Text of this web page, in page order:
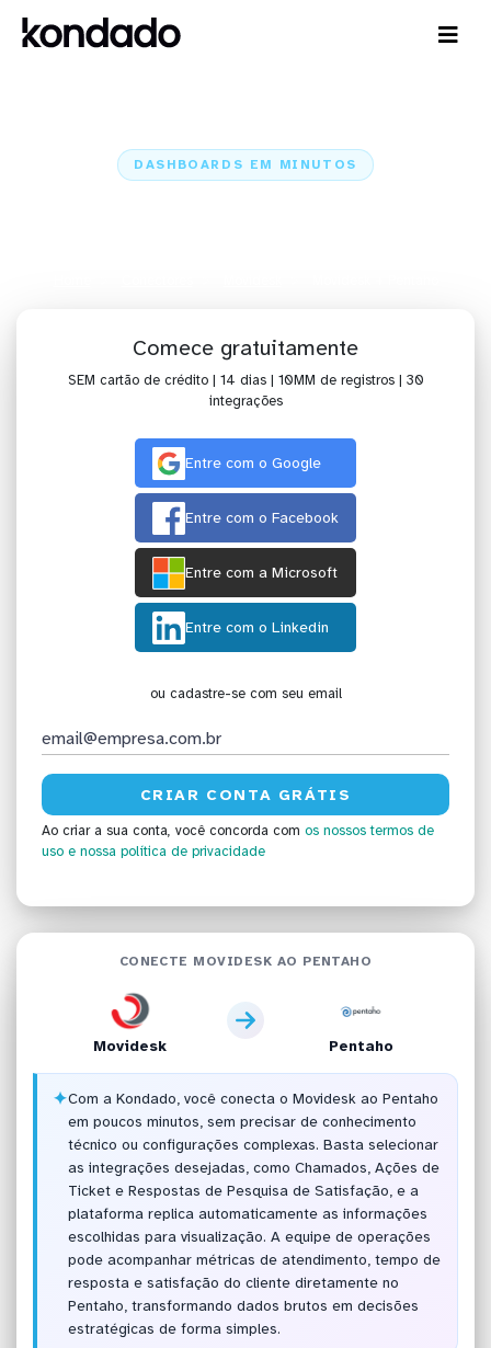
DASHBOARDS EM MINUTOS
Comece gratuitamente
SEM cartão de crédito | 14 dias | 10MM de registros | 30
integrações
Entre com o Google
Entre com o Facebook
Entre com a Microsoft
Entre com o Linkedin
ou cadastre-se com seu email
Ao criar a sua conta, você concorda com os nossos termos de
uso e nossa política de privacidade
CONECTE MOVIDESK AO PENTAHO
Movidesk Pentaho
✦Com a Kondado, você conecta o Movidesk ao Pentaho
em poucos minutos, sem precisar de conhecimento
técnico ou configurações complexas. Basta selecionar
as integrações desejadas, como Chamados, Ações de
Ticket e Respostas de Pesquisa de Satisfação, e a
plataforma replica automaticamente as informações
escolhidas para visualização. A equipe de operações
pode acompanhar métricas de atendimento, tempo de
resposta e satisfação do cliente diretamente no
Pentaho, transformando dados brutos em decisões
estratégicas de forma simples.